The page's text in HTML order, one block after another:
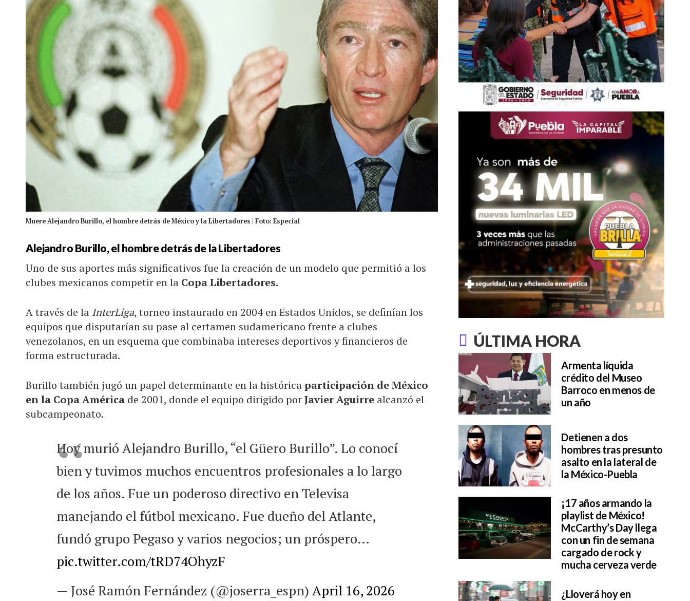
Muere Alejandro Burillo, el hombre detrás de México y la Libertadores | Foto: Especial
Alejandro Burillo, el hombre detrás de la Libertadores
Uno de sus aportes más significativos fue la creación de un modelo que permitió a los
clubes mexicanos competir en la Copa Libertadores.
A través de la InterLiga, torneo instaurado en 2004 en Estados Unidos, se definían los
equipos que disputarían su pase al certamen sudamericano frente a clubes
venezolanos, en un esquema que combinaba intereses deportivos y financieros de
forma estructurada.
Burillo también jugó un papel determinante en la históricaparticipación de México
en la Copa América de 2001, donde el equipo dirigido porJavier Aguirre alcanzó el
subcampeonato.
Hoy murió Alejandro Burillo, “el Güero Burillo”. Lo conocí
bien y tuvimos muchos encuentros profesionales a lo largo
de los años. Fue un poderoso directivo en Televisa
manejando el fútbol mexicano. Fue dueño del Atlante,
fundó grupo Pegaso y varios negocios; un próspero…
pic.twitter.com/tRD74OhyzF
— José Ramón Fernández (@joserra_espn) April 16, 2026
ÚLTIMA HORA
Armenta líquida
crédito del Museo
Barroco en menos de
un año
Detienen a dos
hombres tras presunto
asalto en la lateral de
la México-Puebla
¡17 años armando la
playlist de México!
McCarthy’s Day llega
con un fin de semana
cargado de rock y
mucha cerveza verde
¿Lloverá hoy en